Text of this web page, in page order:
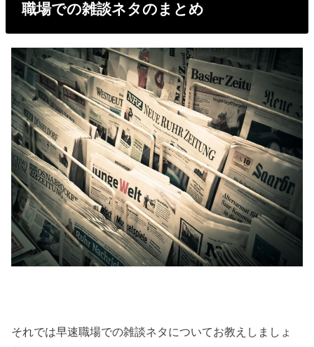
職場での雑談ネタのまとめ
それでは早速職場での雑談ネタについてお教えしましょ